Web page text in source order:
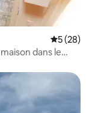
5 (28)
dans le